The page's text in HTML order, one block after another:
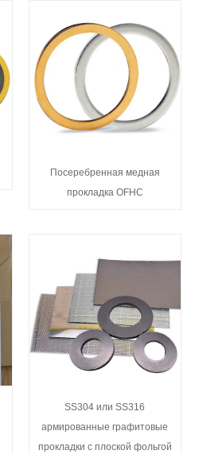
Посеребренная медная
прокладка OFHC
SS304 или SS316
армированные графитовые
прокладки с плоской фольгой